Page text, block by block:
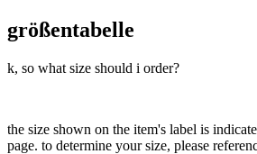
größentabelle
k, so what size should i order?
the size shown on the item's label is
page. to determine your size, please